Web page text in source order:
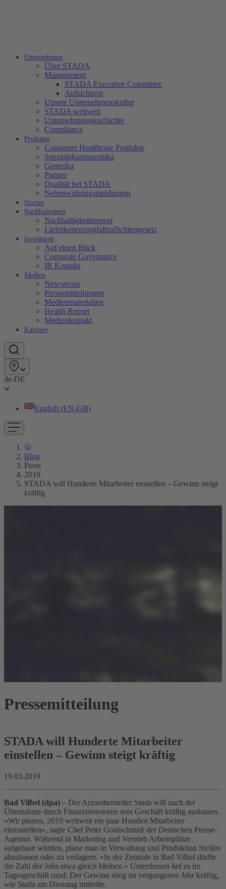
Unternehmen
Über STADA
Management
STADA Executive Committee
Aufsichtsrat
Unsere Unternehmenskultur
STADA weltweit
Unternehmensgeschichte
Compliance
Produkte
Consumer Healthcare Produkte
Spezialpharmazeutika
Generika
Partner
Qualität bei STADA
Nebenwirkungsmeldungen
Stories
Nachhaltigkeit
Nachhaltigkeitsreport
Lieferkettensorgfaltspflichtengesetz
Investoren
Auf einen Blick
Corporate Governance
IR Kontakt
Medien
Newsroom
Pressemitteilungen
Medienmaterialien
Health Report
Medienkontakt
Karriere
de-DE
English (EN-GB)
Blog
Posts
2019
STADA will Hunderte Mitarbeiter einstellen – Gewinn steigt
kräftig
Pressemitteilung
STADA will Hunderte Mitarbeiter
einstellen – Gewinn steigt kräftig
19.03.2019
Bad Vilbel (dpa) – Der Arzneihersteller Stada will nach der
Übernahme durch Finanzinvestoren sein Geschäft kräftig ausbauen.
«Wir planen, 2019 weltweit ein paar Hundert Mitarbeiter
einzustellen», sagte Chef Peter Goldschmidt der Deutschen Presse-
Agentur. Während in Marketing und Vertrieb Arbeitsplätze
aufgebaut würden, plane man in Verwaltung und Produktion Stellen
abzubauen oder zu verlagern. «In der Zentrale in Bad Vilbel dürfte
die Zahl der Jobs etwa gleich bleiben.» Unterdessen lief es im
Tagesgeschäft rund: Der Gewinn stieg im vergangenen Jahr kräftig,
wie Stada am Dienstag mitteilte.